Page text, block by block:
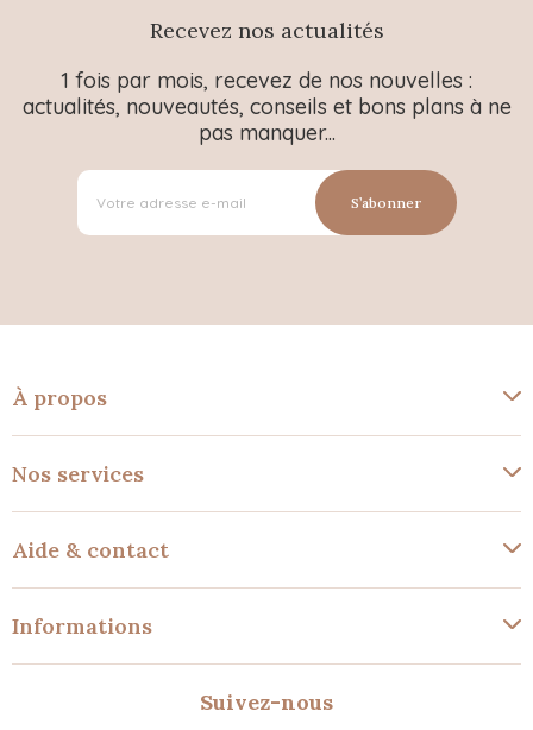
Recevez nos actualités
1 fois par mois, recevez de nos nouvelles :
actualités, nouveautés, conseils et bons plans à ne
pas manquer...
S’abonner
À propos
Nos services
Aide & contact
Informations
Suivez-nous